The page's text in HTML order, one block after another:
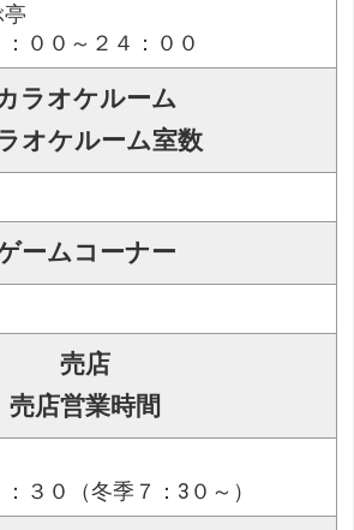
００～２４：００
ラオケルーム
オケルーム室数
ームコーナー
売店
売店営業時間
３０（冬季７：3０～）